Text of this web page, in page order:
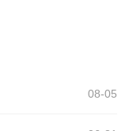
08-05